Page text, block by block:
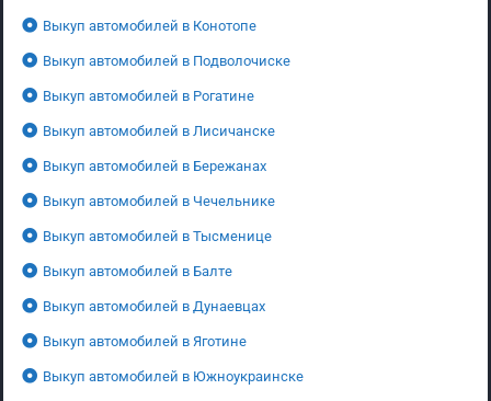
Выкуп автомобилей в Конотопе
Выкуп автомобилей в Подволочиске
Выкуп автомобилей в Рогатине
Выкуп автомобилей в Лисичанске
Выкуп автомобилей в Бережанах
Выкуп автомобилей в Чечельнике
Выкуп автомобилей в Тысменице
Выкуп автомобилей в Балте
Выкуп автомобилей в Дунаевцах
Выкуп автомобилей в Яготине
Выкуп автомобилей в Южноукраинске